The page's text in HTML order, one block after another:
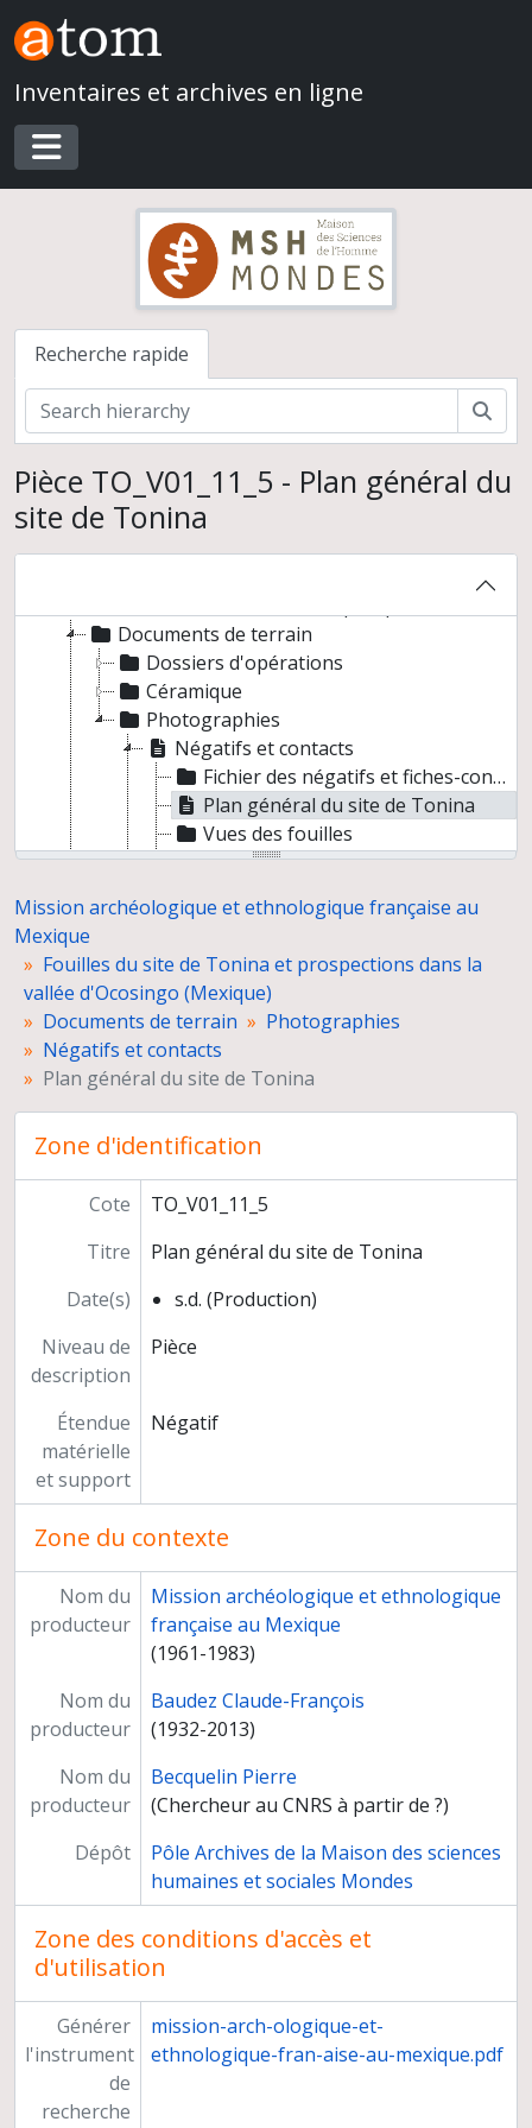
Skip to main content
Inventaires et archives en ligne
Toggle navigation
Recherche rapide
Pièce TO_V01_11_5 - Plan général du
site de Tonina
Mission archéologique et ethnologique française au Mexique
Documents de terrain
Dossiers d'opérations
Céramique
Photographies
Négatifs et contacts
Fichier des négatifs et fiches-contacts
Plan général du site de Tonina
Vues des fouilles
Secteur R168
Dessins des scultpures
Photographies non légendées
Diapositives
Tirages photographiques
Rapports de fouilles
Préparation de publications
Documentation
Mission archéologique et ethnologique française au
Mexique
Fouilles du site de Tonina et prospections dans la
vallée d'Ocosingo (Mexique)
Documents de terrain
Photographies
Négatifs et contacts
Plan général du site de Tonina
Zone d'identification
Cote
TO_V01_11_5
Titre
Plan général du site de Tonina
Date(s)
s.d. (Production)
Niveau de
description
Pièce
Étendue
matérielle
et support
Négatif
Zone du contexte
Nom du
producteur
Mission archéologique et ethnologique
française au Mexique
(1961-1983)
Nom du
producteur
Baudez Claude-François
(1932-2013)
Nom du
producteur
Becquelin Pierre
(Chercheur au CNRS à partir de ?)
Dépôt
Pôle Archives de la Maison des sciences
humaines et sociales Mondes
Zone des conditions d'accès et
d'utilisation
Générer
l'instrument
de
recherche
mission-arch-ologique-et-
ethnologique-fran-aise-au-mexique.pdf